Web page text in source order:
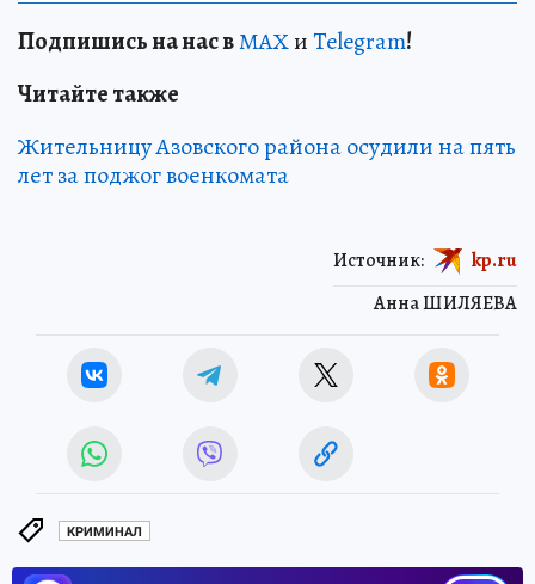
Подпишись на нас вМАХиTelegram!
Читайте также
Жительницу Азовского района осудили на пять
лет за поджог военкомата
Анна ШИЛЯЕВА
Источник: kp.ru
КРИМИНАЛ